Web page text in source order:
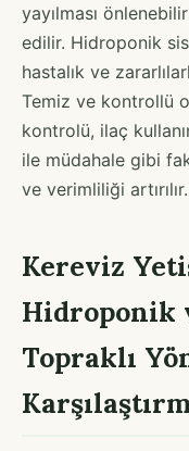
yayılması
edilir. Hidroponik
hastalık ve
Temiz ve kontrollü
kontrolü, ilaç
ile müdahale gibi
ve verimliliği artırılır.
Kereviz
Hidroponik
Topraklı